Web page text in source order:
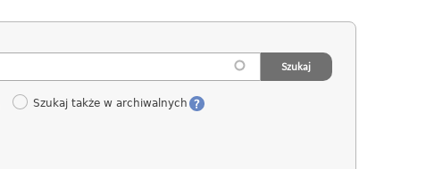
Szukaj także w archiwalnych